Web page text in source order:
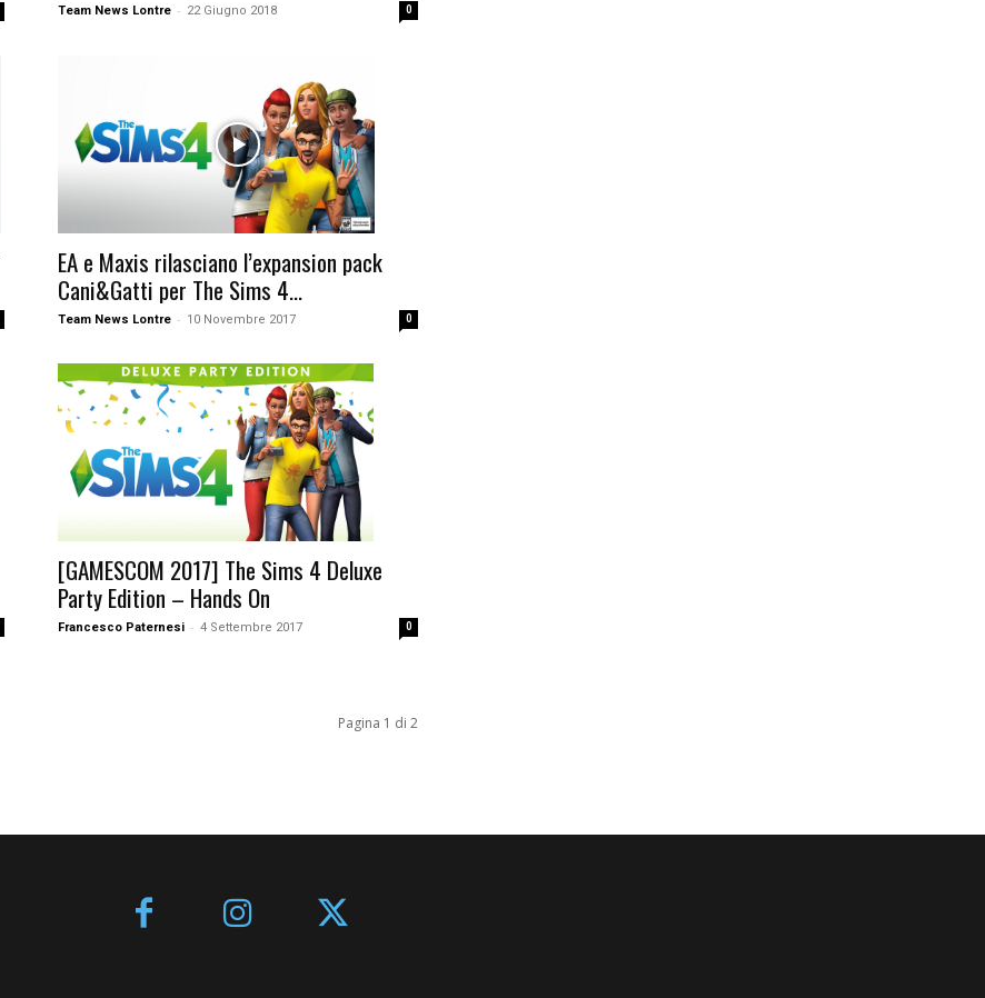
Team News Lontre - 22 Giugno 2018 0
EA e Maxis rilasciano l’expansion pack
Cani&Gatti per The Sims 4...
Team News Lontre - 10 Novembre 2017 0
[GAMESCOM 2017] The Sims 4 Deluxe
Party Edition – Hands On
Francesco Paternesi - 4 Settembre 2017 0
Pagina 1 di 2